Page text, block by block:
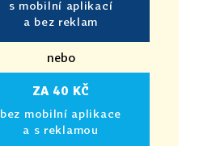
s mobilní aplikací
a bez reklam
nebo
ZA 40 KČ
bez mobilní aplikace
a s reklamou